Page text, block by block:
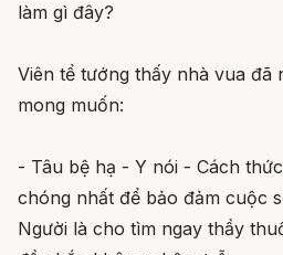
làm gì đây?
Viên tể tướng thấy nhà vua đã
mong muốn:
- Tâu bệ hạ - Y nói - Cách
chóng nhất để bảo đảm cuộc
Người là cho tìm ngay thầy